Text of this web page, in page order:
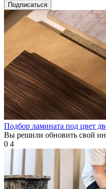
Подписаться
Подбор ламината под цвет
Вы решили обновить свой
0 4